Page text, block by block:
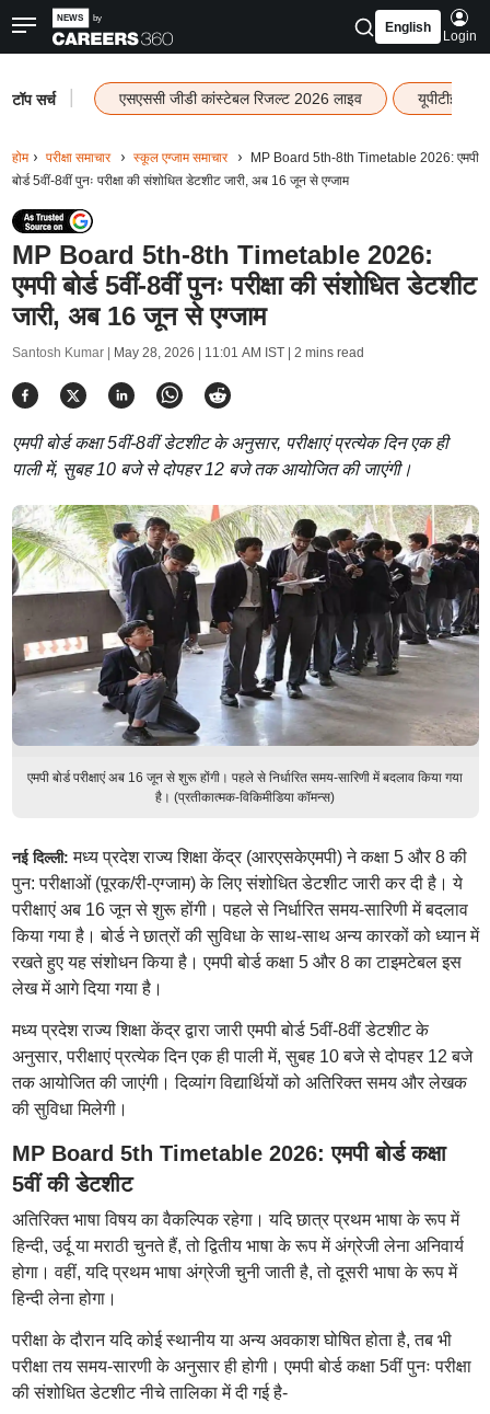
English
Login
टॉप सर्च एसएससी जीडी कांस्टेबल रिजल्ट 2026 लाइव यूपीटीईटी
होम परीक्षा समाचार स्कूल एग्जाम समाचार
MP Board 5th-8th Timetable 2026: एमपी
बोर्ड 5वीं-8वीं पुनः परीक्षा की संशोधित डेटशीट जारी, अब 16 जून से एग्जाम
MP Board 5th-8th Timetable 2026:
एमपी बोर्ड 5वीं-8वीं पुनः परीक्षा की संशोधित डेटशीट
जारी, अब 16 जून से एग्जाम
Santosh Kumar | May 28, 2026 | 11:01 AM IST| 2 mins read
एमपी बोर्ड कक्षा 5वीं-8वीं डेटशीट के अनुसार, परीक्षाएं प्रत्येक दिन एक ही
पाली में, सुबह 10 बजे से दोपहर 12 बजे तक आयोजित की जाएंगी।
एमपी बोर्ड परीक्षाएं अब 16 जून से शुरू होंगी। पहले से निर्धारित समय-सारिणी में बदलाव किया गया
है। (प्रतीकात्मक-विकिमीडिया कॉमन्स)
नई दिल्ली: मध्य प्रदेश राज्य शिक्षा केंद्र (आरएसकेएमपी) ने कक्षा 5 और 8 की
पुन: परीक्षाओं (पूरक/री-एग्जाम) के लिए संशोधित डेटशीट जारी कर दी है। ये
परीक्षाएं अब 16 जून से शुरू होंगी। पहले से निर्धारित समय-सारिणी में बदलाव
किया गया है। बोर्ड ने छात्रों की सुविधा के साथ-साथ अन्य कारकों को ध्यान में
रखते हुए यह संशोधन किया है। एमपी बोर्ड कक्षा 5 और 8 का टाइमटेबल इस
लेख में आगे दिया गया है।
मध्य प्रदेश राज्य शिक्षा केंद्र द्वारा जारी एमपी बोर्ड 5वीं-8वीं डेटशीट के
अनुसार, परीक्षाएं प्रत्येक दिन एक ही पाली में, सुबह 10 बजे से दोपहर 12 बजे
तक आयोजित की जाएंगी। दिव्यांग विद्यार्थियों को अतिरिक्त समय और लेखक
की सुविधा मिलेगी।
MP Board 5th Timetable 2026: एमपी बोर्ड कक्षा
5वीं की डेटशीट
अतिरिक्त भाषा विषय का वैकल्पिक रहेगा। यदि छात्र प्रथम भाषा के रूप में
हिन्दी, उर्दू या मराठी चुनते हैं, तो द्वितीय भाषा के रूप में अंग्रेजी लेना अनिवार्य
होगा। वहीं, यदि प्रथम भाषा अंग्रेजी चुनी जाती है, तो दूसरी भाषा के रूप में
हिन्दी लेना होगा।
परीक्षा के दौरान यदि कोई स्थानीय या अन्य अवकाश घोषित होता है, तब भी
परीक्षा तय समय-सारणी के अनुसार ही होगी। एमपी बोर्ड कक्षा 5वीं पुनः परीक्षा
की संशोधित डेटशीट नीचे तालिका में दी गई है-